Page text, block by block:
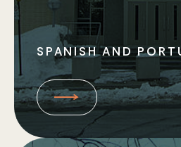
SPANISH AND